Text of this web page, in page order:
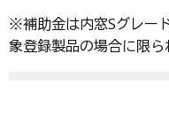
※補助金は内窓Sグレー
象登録製品の場合に限ら